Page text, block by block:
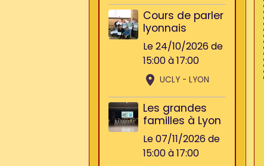
Cours de parler
lyonnais
Le 24/10/2026de
15:00à 17:00
UCLY - LYON
Les grandes
familles à Lyon
Le 07/11/2026de
15:00à 17:00